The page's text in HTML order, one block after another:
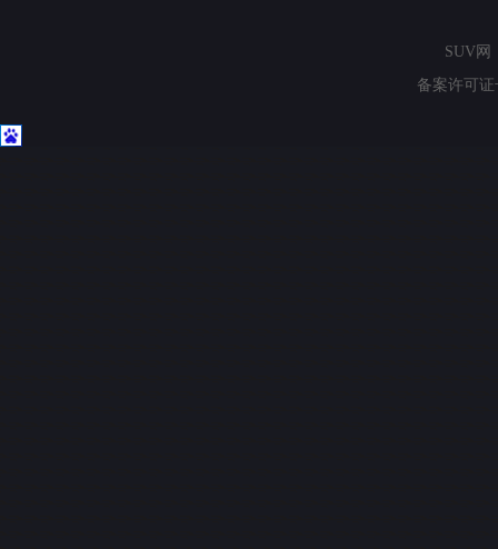
SUV网
备案许可证